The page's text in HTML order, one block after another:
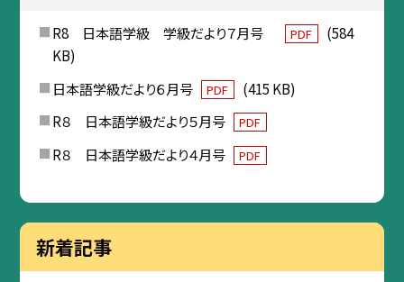
R8 日本語学級 学級だより７月号 PDF
(584
KB)
日本語学級だより６月号
PDF
(415 KB)
R８ 日本語学級だより５月号
PDF
R８ 日本語学級だより４月号 PDF
新着記事